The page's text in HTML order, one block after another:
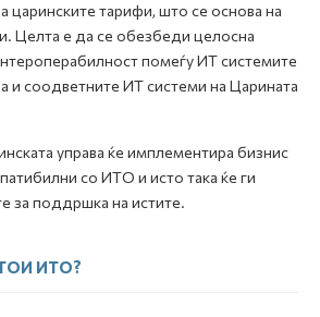
царинските тарифи, што се основа на
Целта е да се обезбеди целосна
помеѓу ИТ системите
и соодветните ИТ системи на Царината
управа ќе имплементира бизнис
со ИТО и исто така ќе ги
за поддршка на истите.
ИТО?